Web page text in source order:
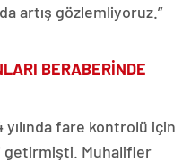
artış gözlemliyoruz.”
BERABERİNDE
fare kontrolü için
Muhalifler